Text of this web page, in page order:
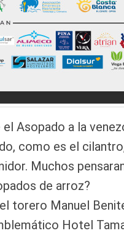
Asopado a la
como es el
Muchos
de arroz?
torero Manuel
Hotel